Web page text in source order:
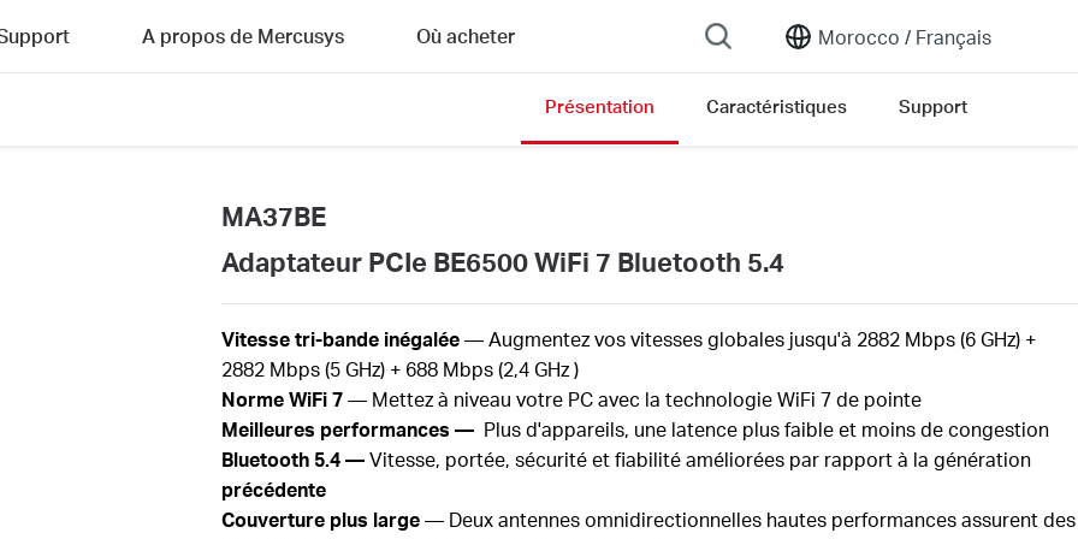
Morocco / Français
A propos de Mercusys Où acheter
Présentation Caractéristiques Support
MA37BE
Adaptateur PCIe BE6500 WiFi 7 Bluetooth 5.4
Vitesse tri-bande inégalée— Augmentez vos vitesses globales jusqu'à 2882 Mbps (6 GHz) +
2882 Mbps (5 GHz) + 688 Mbps (2,4 GHz)
NormeWiFi7 — Mettez à niveau votre PC avec la technologie WiFi 7de pointe
Meilleures performances — Plus d'appareils, une latence plus faibleet moinsde congestion
Bluetooth 5.4—Vitesse, portée, sécurité et fiabilité améliorées par rapport à la génération
précédente
Couverture plus large — Deux antennes omnidirectionnelles hautes performances assurent des